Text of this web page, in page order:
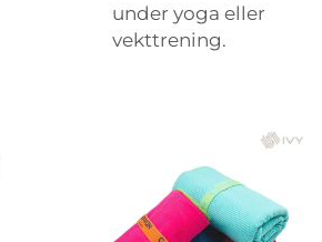
under yoga eller
vekttrening.